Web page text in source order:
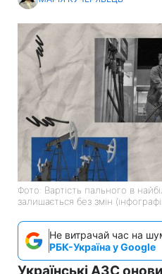
Фото: Вартість пального в
залишається без змін
Не витрачай час на
РБК-Україна у Google
Українські АЗС